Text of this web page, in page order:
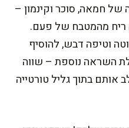
חמאה, סוכר וקינמון –
ריח מהמטבח של פעם.
וטיפה דבש, להוסיף
השראה נוספת – שווה
אותם בתוך גליל טורטייה